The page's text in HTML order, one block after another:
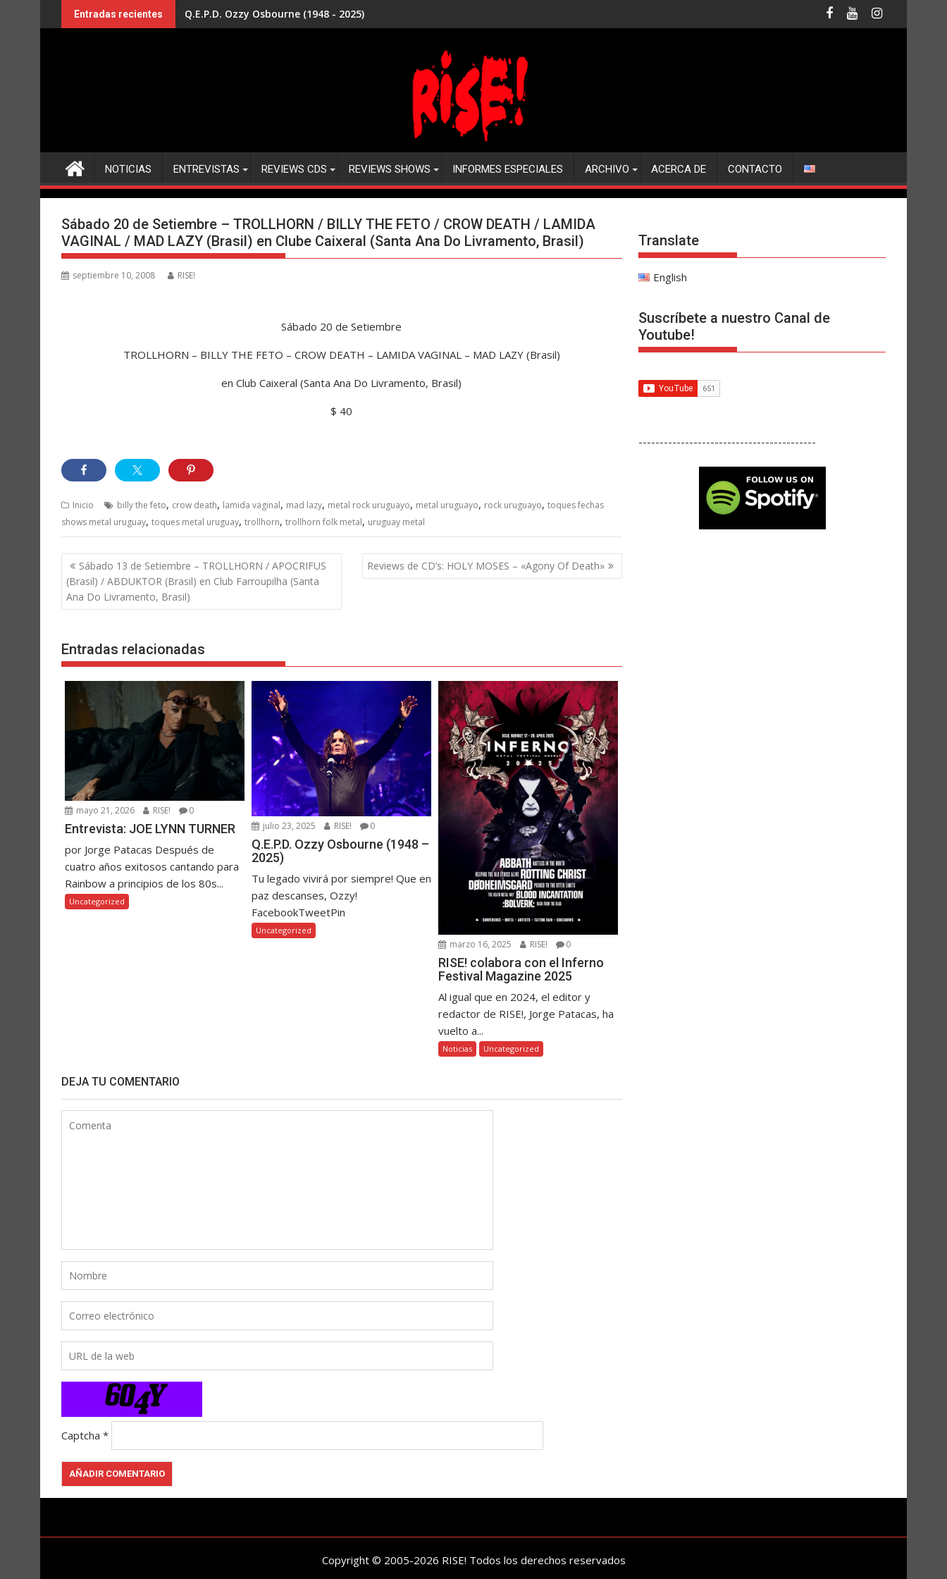
al
Entradas recientes Q.E.P.D. Ozzy Osbourne (1948 - 2025)
NOTICIAS ENTREVISTAS REVIEWS CDS REVIEWS SHOWS INFORMES ESPECIALES ARCHIVO ACERCA DE CONTACTO
Sábado 20 de Setiembre – TROLLHORN / BILLY THE FETO / CROW DEATH / LAMIDA
VAGINAL / MAD LAZY (Brasil) en Clube Caixeral (Santa Ana Do Livramento, Brasil)
septiembre 10, 2008 RISE!
Sábado 20 de Setiembre
TROLLHORN – BILLY THE FETO – CROW DEATH – LAMIDA VAGINAL – MAD LAZY (Brasil)
en Club Caixeral (Santa Ana Do Livramento, Brasil)
$ 40
Inicio billy the feto, crow death, lamida vaginal, mad lazy, metal rock uruguayo, metal uruguayo, rock uruguayo, toques fechas
shows metal uruguay, toques metal uruguay, trollhorn, trollhorn folk metal, uruguay metal
Navegación
de
entradas
Sábado 13 de Setiembre – TROLLHORN / APOCRIFUS
(Brasil) / ABDUKTOR (Brasil) en Club Farroupilha (Santa
Ana Do Livramento, Brasil)
Reviews de CD’s: HOLY MOSES – «Agony Of Death»
Entradas relacionadas
mayo 21, 2026 RISE! 0
Entrevista: JOE LYNN TURNER
por Jorge Patacas Después de
cuatro años exitosos cantando para
Rainbow a principios de los 80s...
Uncategorized
julio 23, 2025 RISE! 0
Q.E.P.D. Ozzy Osbourne (1948 –
2025)
Tu legado vivirá por siempre! Que en
paz descanses, Ozzy!
FacebookTweetPin
Uncategorized
marzo 16, 2025 RISE! 0
RISE! colabora con el Inferno
Festival Magazine 2025
Al igual que en 2024, el editor y
redactor de RISE!, Jorge Patacas, ha
vuelto a...
Noticias Uncategorized
DEJA TU COMENTARIO
Captcha *
Translate
English
Suscríbete a nuestro Canal de
Youtube!
------------------------------------------
Copyright © 2005-2026 RISE! Todos los derechos reservados